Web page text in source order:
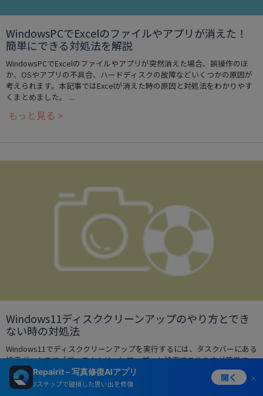
Repairit – 写真修復AIアプリ
3ステップで破損した思い出を修復
開く
WindowsPCでExcelのファイルやアプリが消えた！
簡単にできる対処法を解説
WindowsPCでExcelのファイルやアプリが突然消えた場合、誤操作のほ
か、OSやアプリの不具合、ハードディスクの故障などいくつかの原因が
考えられます。本記事ではExcelが消えた時の原因と対処法をわかりやす
くまとめました。 ...
もっと見る >
Windows11ディスククリーンアップのやり方とでき
ない時の対処法
Windows11でディスククリーンアップを実行するには、タスクバーにある
検索ボックスで「ディスククリーンアップ」と検索するやり方が簡単で
す。本記事では、ディスククリーンアップの手順とできない時の対処法を
わかりやすく解説します。 ...